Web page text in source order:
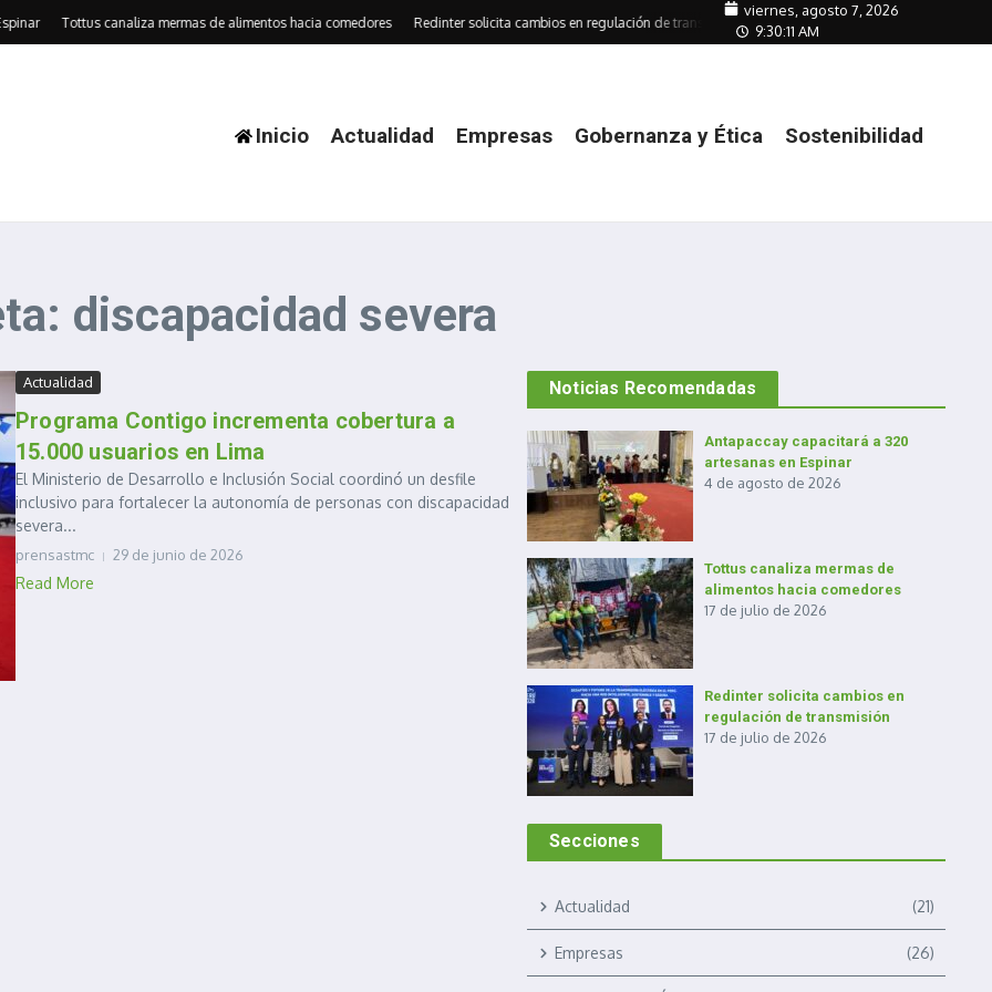
Tottus canaliza mermas de alimentos hacia comedores Redinter solicita cambios en regulación de transmisión Empresas mitigan su huella ante
viernes, agosto 7, 2026
9:30:11 AM
Inicio Actualidad Empresas Gobernanza y Ética Sostenibilidad
discapacidad severa
Actualidad
Programa Contigo incrementa cobertura a
15.000 usuarios en Lima
El Ministerio de Desarrollo e Inclusión Social coordinó un desfile
inclusivo para fortalecer la autonomía de personas con discapacidad
severa...
prensastmc 29 de junio de 2026
Read More
Noticias Recomendadas
Antapaccay capacitará a 320
artesanas en Espinar
4 de agosto de 2026
Tottus canaliza mermas de
alimentos hacia comedores
17 de julio de 2026
Redinter solicita cambios en
regulación de transmisión
17 de julio de 2026
Secciones
Actualidad (21)
Empresas (26)